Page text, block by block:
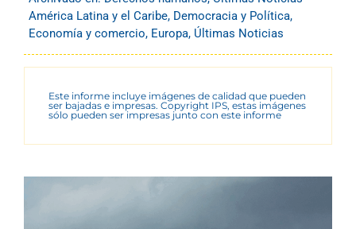
América Latina y el Caribe, Democracia y Política,
Economía y comercio, Europa, Últimas Noticias
Este informe incluye imágenes de calidad que pueden
ser bajadas e impresas. Copyright IPS, estas imágenes
sólo pueden ser impresas junto con este informe